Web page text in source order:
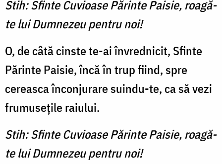
Stih: Sfinte Cuvioase Părinte Paisie, roagă-
te lui Dumnezeu pentru noi!
O, de câtă cinste te-ai învrednicit, Sfinte
Părinte Paisie, încă în trup fiind, spre
cereasca înconjurare suindu-te, ca să vezi
frumuseţile raiului.
Stih: Sfinte Cuvioase Părinte Paisie, roagă-
te lui Dumnezeu pentru noi!